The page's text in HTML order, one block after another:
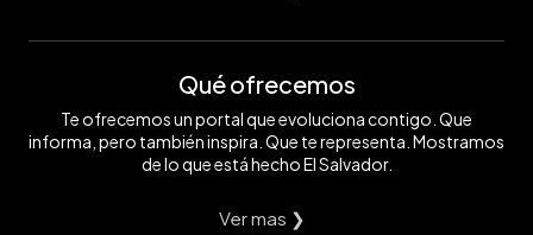
Qué ofrecemos
Te ofrecemos un portal que evoluciona contigo. Que
informa, pero también inspira. Que te representa. Mostramos
de lo que está hecho El Salvador.
Ver mas ❯